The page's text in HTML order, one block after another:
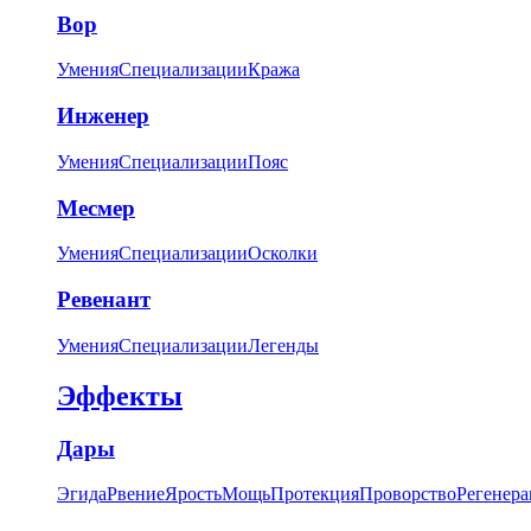
Вор
УменияСпециализацииКража
Инженер
УменияСпециализацииПояс
Месмер
УменияСпециализацииОсколки
Ревенант
УменияСпециализацииЛегенды
Эффекты
Дары
ЭгидаРвениеЯростьМощьПротекцияПроворство